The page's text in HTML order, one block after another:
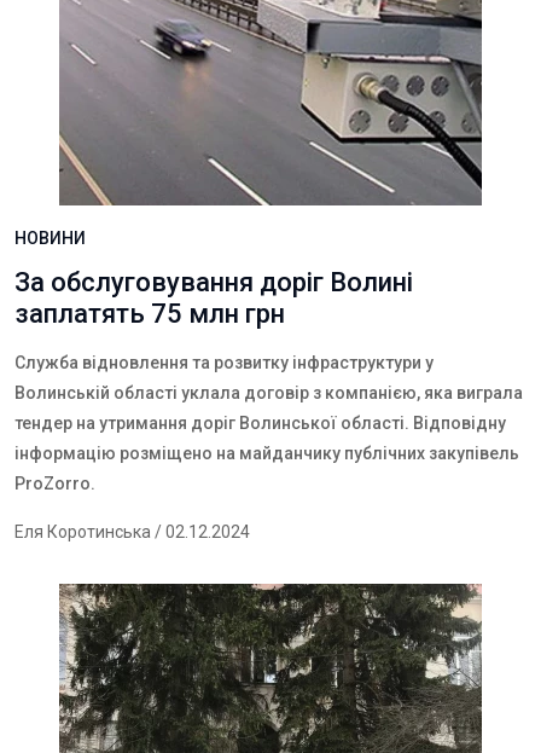
НОВИНИ
За обслуговування доріг Волині
заплатять 75 млн грн
Служба відновлення та розвитку інфраструктури у
Волинській області уклала договір з компанією, яка виграла
тендер на утримання доріг Волинської області. Відповідну
інформацію розміщено на майданчику публічних закупівель
ProZorro.
Еля Коротинська / 02.12.2024